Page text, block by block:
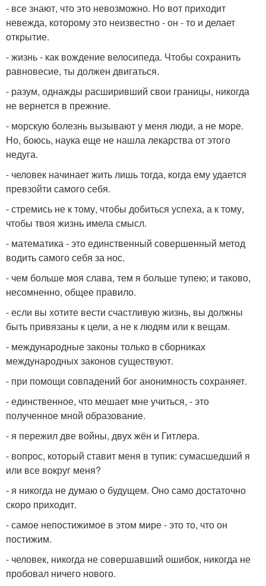
- все знают, что это невозможно. Но вот приходит
невежда, которому это неизвестно - он - то и делает
открытие.
- жизнь - как вождение велосипеда. Чтобы сохранить
равновесие, ты должен двигаться.
- разум, однажды расширивший свои границы, никогда
не вернется в прежние.
- морскую болезнь вызывают у меня люди, а не море.
Но, боюсь, наука еще не нашла лекарства от этого
недуга.
- человек начинает жить лишь тогда, когда ему удается
превзойти самого себя.
- стремись не к тому, чтобы добиться успеха, а к тому,
чтобы твоя жизнь имела смысл.
- математика - это единственный совершенный метод
водить самого себя за нос.
- чем больше моя слава, тем я больше тупею; и таково,
несомненно, общее правило.
- если вы хотите вести счастливую жизнь, вы должны
быть привязаны к цели, а не к людям или к вещам.
- международные законы только в сборниках
международных законов существуют.
- при помощи совпадений бог анонимность сохраняет.
- единственное, что мешает мне учиться, - это
полученное мной образование.
- я пережил две войны, двух жён и Гитлера.
- вопрос, который ставит меня в тупик: сумасшедший я
или все вокруг меня?
- я никогда не думаю о будущем. Оно само достаточно
скоро приходит.
- самое непостижимое в этом мире - это то, что он
постижим.
- человек, никогда не совершавший ошибок, никогда не
пробовал ничего нового.